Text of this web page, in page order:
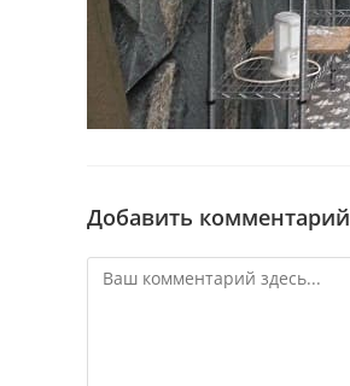
Добавить комментарий
Комментарий